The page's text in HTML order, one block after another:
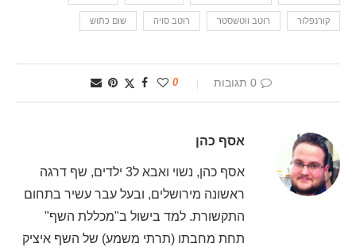
קורנפלור רוטב ווטשסטר רוטב סויה שום כתוש
0 תגובות 0
אסף כהן
אסף כהן, נשוי ואבא ל3 ילדים, שף דרגה
ראשונה מירושלים, ובעל עבר עשיר בתחום
התקשורת. למד בישול ב"מכללת השף"
תחת מחבתו (תרתי משמע) של השף איציק